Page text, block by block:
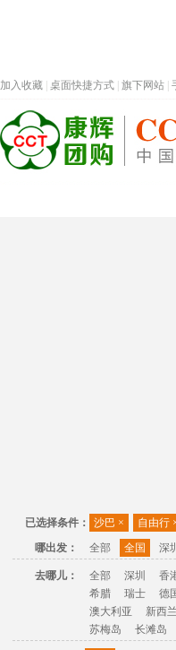
加入收藏 桌面快捷方式 旗下网站
已选择条件： 沙巴 × 自由行
哪出发：
全部 全国 深圳
去哪儿： 全部 深圳 香
希腊
瑞士 德
澳大利亚
新西兰
苏梅岛
长滩岛